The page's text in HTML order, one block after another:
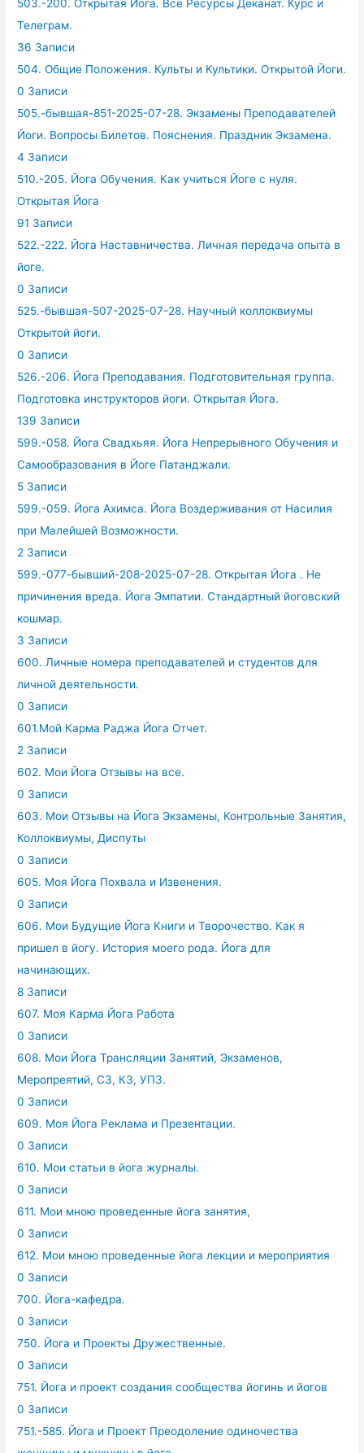
503.-200. Открытая Йога. Все Ресурсы Деканат. Курс и
Телеграм.
36 Записи
504. Общие Положения. Культы и Культики. Открытой Йоги.
0 Записи
505.-бывшая-851-2025-07-28. Экзамены Преподавателей
Йоги. Вопросы Билетов. Пояснения. Праздник Экзамена.
4 Записи
510.-205. Йога Обучения. Как учиться Йоге с нуля.
Открытая Йога
91 Записи
522.-222. Йога Наставничества. Личная передача опыта в
йоге.
0 Записи
525.-бывшая-507-2025-07-28. Научный коллоквиумы
Открытой йоги.
0 Записи
526.-206. Йога Преподавания. Подготовительная группа.
Подготовка инструкторов йоги. Открытая Йога.
139 Записи
599.-058. Йога Свадхьяя. Йога Непрерывного Обучения и
Самообразования в Йоге Патанджали.
5 Записи
599.-059. Йога Ахимса. Йога Воздерживания от Насилия
при Малейшей Возможности.
2 Записи
599.-077-бывший-208-2025-07-28. Открытая Йога . Не
причинения вреда. Йога Эмпатии. Стандартный йоговский
кошмар.
3 Записи
600. Личные номера преподавателей и студентов для
личной деятельности.
0 Записи
601.Мой Карма Раджа Йога Отчет.
2 Записи
602. Мои Йога Отзывы на все.
0 Записи
603. Мои Отзывы на Йога Экзамены, Контрольные Занятия,
Коллоквиумы, Диспуты
0 Записи
605. Моя Йога Похвала и Извенения.
0 Записи
606. Мои Будущие Йога Книги и Творочество. Как я
пришел в йогу. История моего рода. Йога для
начинающих.
8 Записи
607. Моя Карма Йога Работа
0 Записи
608. Мои Йога Трансляции Занятий, Экзаменов,
Меропреятий, СЗ, КЗ, УПЗ.
0 Записи
609. Моя Йога Реклама и Презентации.
0 Записи
610. Мои статьи в йога журналы.
0 Записи
611. Мои мною проведенные йога занятия,
0 Записи
612. Мои мною проведенные йога лекции и мероприятия
0 Записи
700. Йога-кафедра.
0 Записи
750. Йога и Проекты Дружественные.
0 Записи
751. Йога и проект создания сообщества йогинь и йогов
0 Записи
751.-585. Йога и Проект Преодоление одиночества